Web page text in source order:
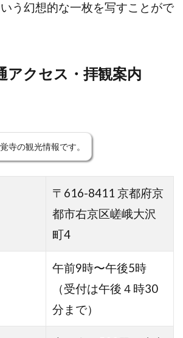
う幻想的な一枚を写すことがで
アクセス・拝観案内
寺の観光情報です。
〒616-8411 京都府京
都市右京区嵯峨大沢
町4
午前9時〜午後5時
（受付は午後４時30
分まで）